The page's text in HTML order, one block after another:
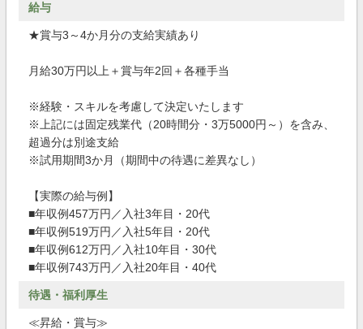
給与
★賞与3～4か月分の支給実績あり
月給30万円以上＋賞与年2回＋各種手当
※経験・スキルを考慮して決定いたします
※上記には固定残業代（20時間分・3万5000円～）を含み、
超過分は別途支給
※試用期間3か月（期間中の待遇に差異なし）
【実際の給与例】
■年収例457万円／入社3年目・20代
■年収例519万円／入社5年目・20代
■年収例612万円／入社10年目・30代
■年収例743万円／入社20年目・40代
待遇・福利厚生
≪昇給・賞与≫